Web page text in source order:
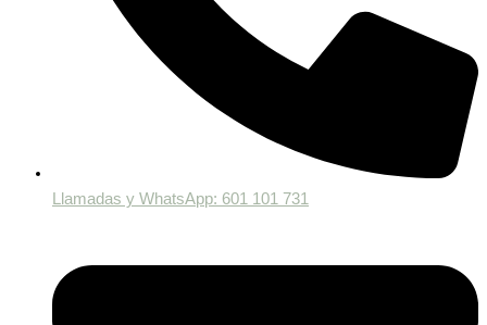
Llamadas y WhatsApp: 601 101 731